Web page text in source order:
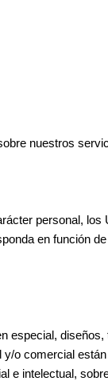
nuestros
personal,
en función
especial,
o comercial
e intelectual,